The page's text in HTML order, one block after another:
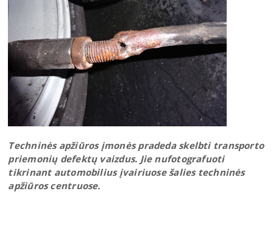
Techninės apžiūros įmonės pradeda skelbti transporto
priemonių defektų vaizdus. Jie nufotografuoti
tikrinant automobilius įvairiuose šalies techninės
apžiūros centruose.